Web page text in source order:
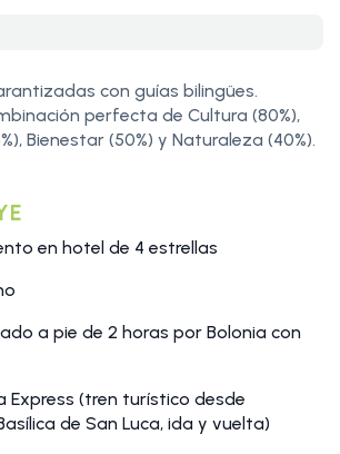
con guías bilingües.
perfecta de Cultura (80%),
Bienestar (50%) y Naturaleza (40%).
en hotel de 4 estrellas
a pie de 2 horas por Bolonia con
Express (tren turístico desde
de San Luca, ida y vuelta)